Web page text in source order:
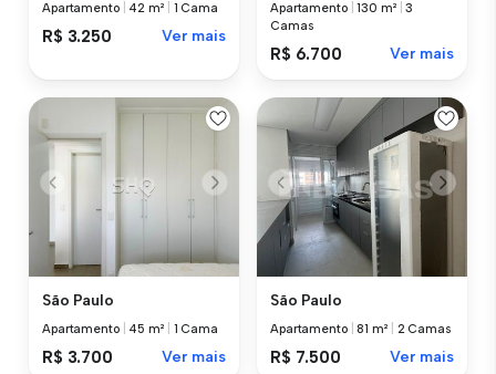
Apartamento 42 m² 1 Cama
R$ 3.250 Ver mais
Apartamento |130 m² |3
Camas
R$ 6.700 Ver mais
São Paulo
Apartamento 45 m² 1 Cama
R$ 3.700 Ver mais
São Paulo
Apartamento |81 m² 2 Camas
R$ 7.500 Ver mais